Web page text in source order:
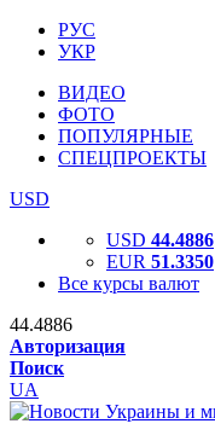
РУС
УКР
ВИДЕО
ФОТО
ПОПУЛЯРНЫЕ
СПЕЦПРОЕКТЫ
USD
USD 44.4886
EUR 51.3350
Все курсы валют
44.4886
Авторизация
Поиск
UA